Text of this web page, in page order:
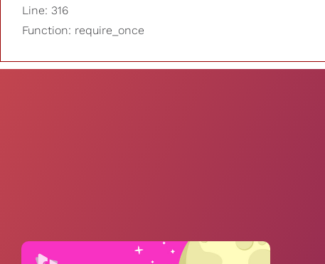
Line: 316
Function: require_once